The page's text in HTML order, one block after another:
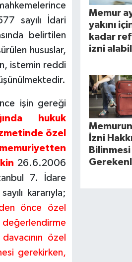
sayılı İdari
belirtilen
hususlar,
istemin reddi
işin gereği
hukuk
özel
26.6.2006
7. İdare
kararıyla;
önce özel
değerlendirme
özel
gerekirken,
Memur
yakını
kadar
izni
Memurun
İzni
Bilinmesi